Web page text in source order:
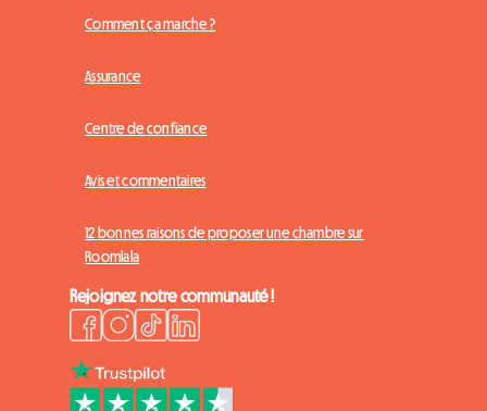
Comment ça marche ?
Assurance
Centre de confiance
Avis et commentaires
12 bonnes raisons de proposer une chambre sur
Roomlala
Rejoignez notre communauté !